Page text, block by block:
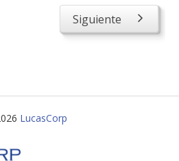
Siguiente
LucasCorp